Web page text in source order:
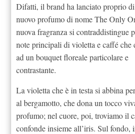
Difatti, il brand ha lanciato proprio
nuovo profumo di nome The Only
nuova fragranza si contraddistingue
note principali di violetta e caffé che
ad un bouquet floreale particolare e
contrastante.
La violetta che è in testa si abbina
al bergamotto, che dona un tocco
profumo; nel cuore, poi, troviamo il
confonde insieme all’iris. Sul fondo,